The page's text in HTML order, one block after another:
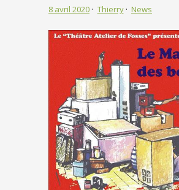
8 avril 2020 Thierry News